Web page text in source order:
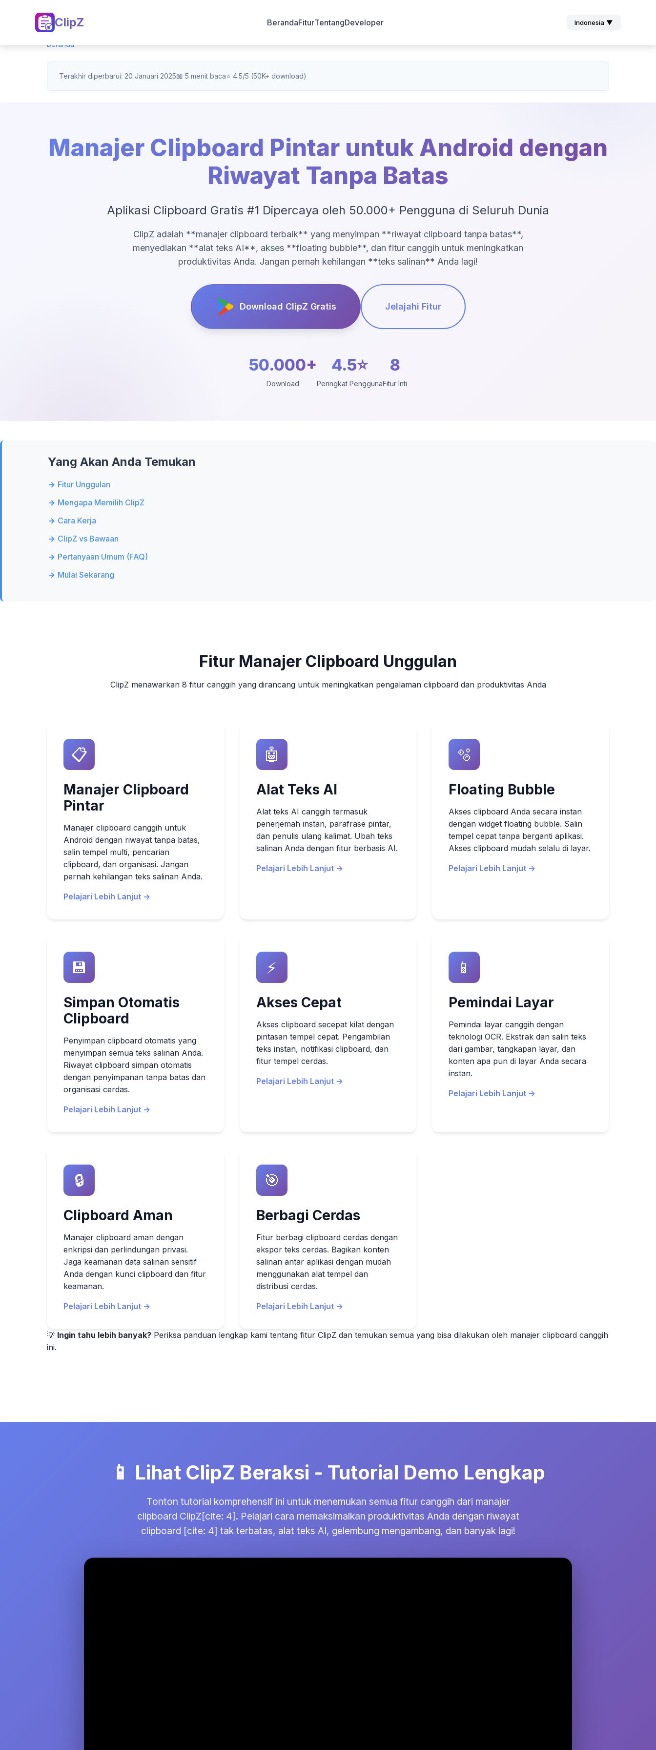
ClipZ BerandaFiturTentangDeveloper Indonesia ▼
Beranda
Terakhir diperbarui: 20 Januari 2025📖 5 menit baca⭐ 4.5/5 (50K+ download)
Manajer Clipboard Pintar untuk Android dengan
Riwayat Tanpa Batas
Aplikasi Clipboard Gratis #1 Dipercaya oleh 50.000+ Pengguna di Seluruh Dunia
ClipZ adalah **manajer clipboard terbaik** yang menyimpan **riwayat clipboard tanpa batas**,
menyediakan **alat teks AI**, akses **floating bubble**, dan fitur canggih untuk meningkatkan
produktivitas Anda. Jangan pernah kehilangan **teks salinan** Anda lagi!
Download ClipZ Gratis Jelajahi Fitur
50.000+
Download
4.5⭐
Peringkat Pengguna
8
Fitur Inti
Yang Akan Anda Temukan
Fitur Unggulan
Mengapa Memilih ClipZ
Cara Kerja
ClipZ vs Bawaan
Pertanyaan Umum (FAQ)
Mulai Sekarang
Fitur Manajer Clipboard Unggulan
ClipZ menawarkan 8 fitur canggih yang dirancang untuk meningkatkan pengalaman clipboard dan produktivitas Anda
📋
Manajer Clipboard
Pintar
Manajer clipboard canggih untuk
Android dengan riwayat tanpa batas,
salin tempel multi, pencarian
clipboard, dan organisasi. Jangan
pernah kehilangan teks salinan Anda.
Pelajari Lebih Lanjut →
🤖
Alat Teks AI
Alat teks AI canggih termasuk
penerjemah instan, parafrase pintar,
dan penulis ulang kalimat. Ubah teks
salinan Anda dengan fitur berbasis AI.
Pelajari Lebih Lanjut →
🫧
Floating Bubble
Akses clipboard Anda secara instan
dengan widget floating bubble. Salin
tempel cepat tanpa berganti aplikasi.
Akses clipboard mudah selalu di layar.
Pelajari Lebih Lanjut →
💾
Simpan Otomatis
Clipboard
Penyimpan clipboard otomatis yang
menyimpan semua teks salinan Anda.
Riwayat clipboard simpan otomatis
dengan penyimpanan tanpa batas dan
organisasi cerdas.
Pelajari Lebih Lanjut →
⚡
Akses Cepat
Akses clipboard secepat kilat dengan
pintasan tempel cepat. Pengambilan
teks instan, notifikasi clipboard, dan
fitur tempel cerdas.
Pelajari Lebih Lanjut →
📱
Pemindai Layar
Pemindai layar canggih dengan
teknologi OCR. Ekstrak dan salin teks
dari gambar, tangkapan layar, dan
konten apa pun di layar Anda secara
instan.
Pelajari Lebih Lanjut →
🔒
Clipboard Aman
Manajer clipboard aman dengan
enkripsi dan perlindungan privasi.
Jaga keamanan data salinan sensitif
Anda dengan kunci clipboard dan fitur
keamanan.
Pelajari Lebih Lanjut →
🎯
Berbagi Cerdas
Fitur berbagi clipboard cerdas dengan
ekspor teks cerdas. Bagikan konten
salinan antar aplikasi dengan mudah
menggunakan alat tempel dan
distribusi cerdas.
Pelajari Lebih Lanjut →
💡 Ingin tahu lebih banyak? Periksa panduan lengkap kami tentang fitur ClipZ dan temukan semua yang bisa dilakukan oleh manajer clipboard canggih
ini.
📱 Lihat ClipZ Beraksi - Tutorial Demo Lengkap
Tonton tutorial komprehensif ini untuk menemukan semua fitur canggih dari manajer
clipboard ClipZ[cite: 4]. Pelajari cara memaksimalkan produktivitas Anda dengan riwayat
clipboard [cite: 4] tak terbatas, alat teks AI, gelembung mengambang, dan banyak lagi!